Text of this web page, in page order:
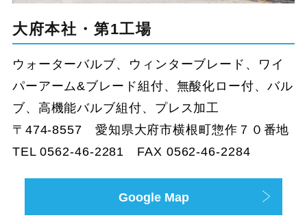
大府本社・第1工場
ウォーターバルブ、ウィンターブレード、ワイ
パーアーム&ブレード組付、無酸化ロー付、バル
ブ、高機能バルブ組付、プレス加工
〒474-8557 愛知県大府市横根町惣作７０番地
TEL 0562-46-2281 FAX 0562-46-2284
Google Map